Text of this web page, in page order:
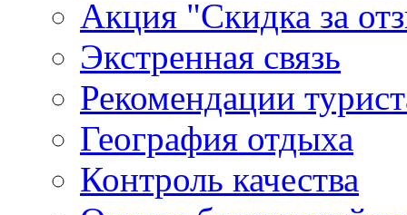
Акция "Скидка за
Экстренная связь
Рекомендации
География отдыха
Контроль качества